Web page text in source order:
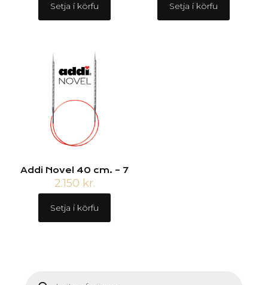
Setja í körfu Setja í körfu
Addi Novel 40 cm. – 7
2.150 kr.
Setja í körfu